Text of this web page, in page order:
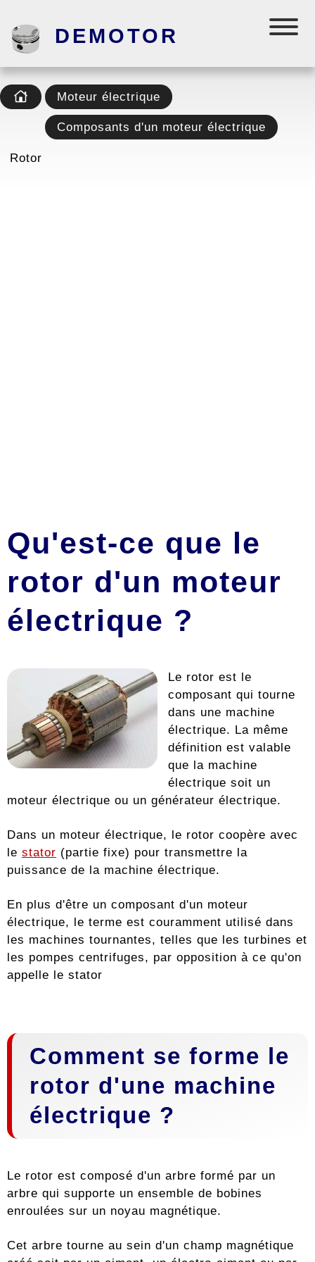
DEMOTOR
Moteur électrique
Composants d'un moteur électrique
Rotor
Qu'est-ce que le
rotor d'un moteur
électrique ?
Le rotor est le
composant qui tourne
dans une machine
électrique. La même
définition est valable
que la machine
électrique soit un
moteur électrique ou un générateur électrique.
Dans un moteur électrique, le rotor coopère avec
le stator (partie fixe) pour transmettre la
puissance de la machine électrique.
En plus d'être un composant d'un moteur
électrique, le terme est couramment utilisé dans
les machines tournantes, telles que les turbines et
les pompes centrifuges, par opposition à ce qu'on
appelle le stator
Comment se forme le
rotor d'une machine
électrique ?
Le rotor est composé d'un arbre formé par un
arbre qui supporte un ensemble de bobines
enroulées sur un noyau magnétique.
Cet arbre tourne au sein d'un champ magnétique